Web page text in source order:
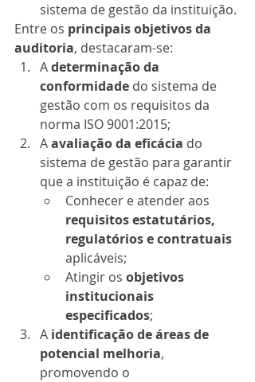
sistema de gestão da instituição.
Entre os principais objetivos da
auditoria, destacaram-se:
A determinação da
conformidade do sistema de
gestão com os requisitos da
norma ISO 9001:2015;
A avaliação da eficácia do
sistema de gestão para garantir
que a instituição é capaz de:
Conhecer e atender aos
requisitos estatutários,
regulatórios e contratuais
aplicáveis;
Atingir os objetivos
institucionais
especificados;
A identificação de áreas de
potencial melhoria,
promovendo o